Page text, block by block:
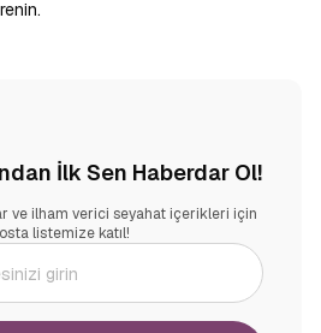
İlk Sen Haberdar Ol!
ve ilham verici seyahat içerikleri için
listemize katıl!